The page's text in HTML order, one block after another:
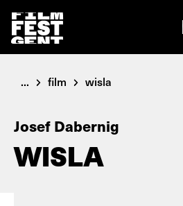
... film wisla
Josef Dabernig
WISLA